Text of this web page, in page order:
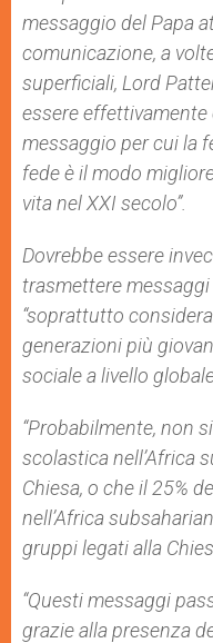
messaggio del Papa
comunicazione, a
superficiali, Lord
essere
messaggio per cui la
fede è il modo
vita nel XXI secolo”.
Dovrebbe essere
trasmettere
“soprattutto
generazioni più
sociale a livello
“Probabilmente, non
scolastica nell’Africa
Chiesa, o che il 25%
nell’Africa
gruppi legati alla
“Questi messaggi
grazie alla presenza